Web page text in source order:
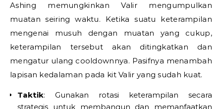
Ashing memungkinkan Valir mengumpulkan
muatan seiring waktu. Ketika suatu keterampilan
mengenai musuh dengan muatan yang cukup,
keterampilan tersebut akan ditingkatkan dan
mengatur ulang cooldownnya. Pasifnya menambah
lapisan kedalaman pada kit Valir yang sudah kuat.
Taktik: Gunakan rotasi keterampilan secara
strategis untuk membangun dan memanfaatkan